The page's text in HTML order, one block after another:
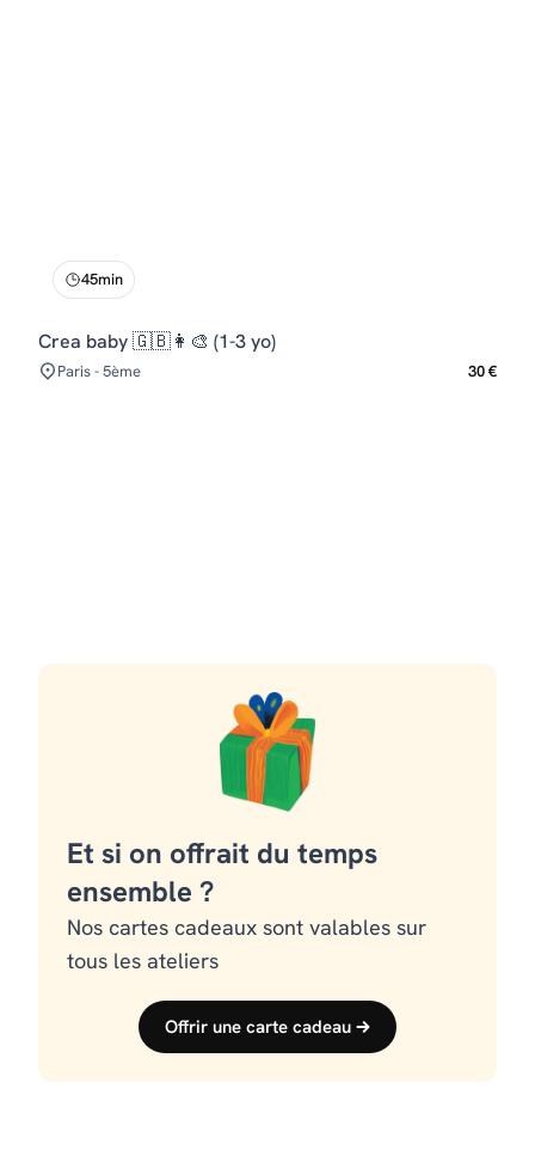
45min
Crea baby 🇬🇧👩‍🎨 (1-3 yo)
Paris - 5ème 30 €
Et si on offrait du temps
ensemble ?
Nos cartes cadeaux sont valables sur
tous les ateliers
Offrir une carte cadeau